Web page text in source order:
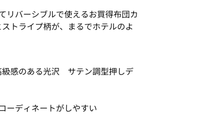
リバーシブルで使えるお買得布団カ
トライプ柄が、まるでホテルのよ
感のある光沢 サテン調型押しデ
ーディネートがしやすい